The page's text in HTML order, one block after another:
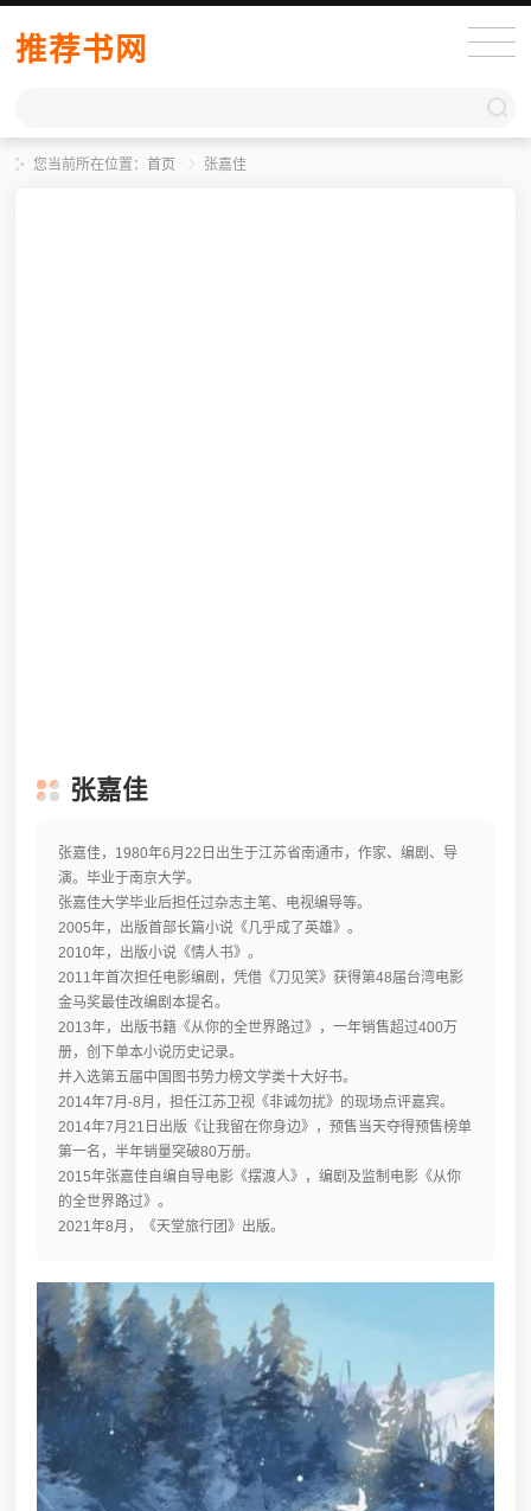
推荐书网
您当前所在位置：首页 张嘉佳
张嘉佳
张嘉佳，1980年6月22日出生于江苏省南通市，作家、编剧、导
演。毕业于南京大学。
张嘉佳大学毕业后担任过杂志主笔、电视编导等。
2005年，出版首部长篇小说《几乎成了英雄》。
2010年，出版小说《情人书》。
2011年首次担任电影编剧，凭借《刀见笑》获得第48届台湾电影
金马奖最佳改编剧本提名。
2013年，出版书籍《从你的全世界路过》，一年销售超过400万
册，创下单本小说历史记录。
并入选第五届中国图书势力榜文学类十大好书。
2014年7月-8月，担任江苏卫视《非诚勿扰》的现场点评嘉宾。
2014年7月21日出版《让我留在你身边》，预售当天夺得预售榜单
第一名，半年销量突破80万册。
2015年张嘉佳自编自导电影《摆渡人》，编剧及监制电影《从你
的全世界路过》。
2021年8月，《天堂旅行团》出版。